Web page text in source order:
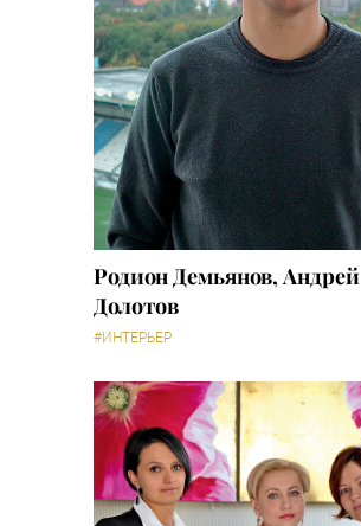
Родион Демьянов, Андрей
Долотов
#ИНТЕРЬЕР